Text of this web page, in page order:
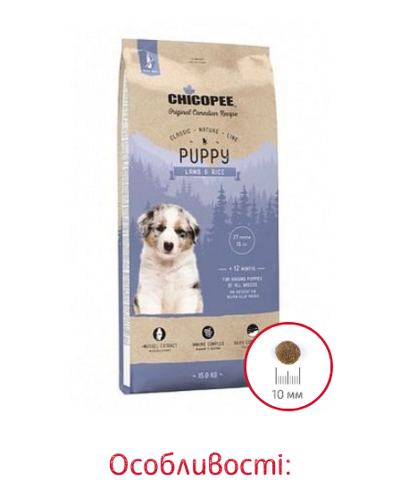
Особливості: